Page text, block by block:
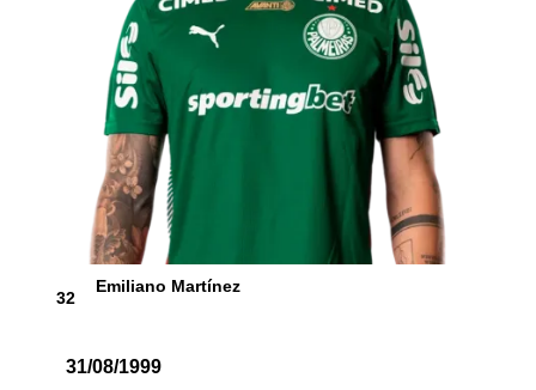
32
Emiliano Martínez
31/08/1999